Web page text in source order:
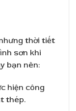
thời tiết
sơn khi
bạn nên:
hiện công
thép.